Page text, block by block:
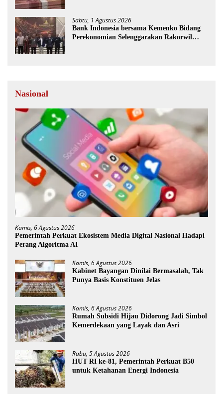
Sabtu, 1 Agustus 2026
Bank Indonesia bersama Kemenko Bidang
Perekonomian Selenggarakan Rakorwil
Nasional
Kamis, 6 Agustus 2026
Pemerintah Perkuat Ekosistem Media Digital Nasional Hadapi
Perang Algoritma AI
Kamis, 6 Agustus 2026
Kabinet Bayangan Dinilai Bermasalah, Tak
Punya Basis Konstituen Jelas
Kamis, 6 Agustus 2026
Rumah Subsidi Hijau Didorong Jadi Simbol
Kemerdekaan yang Layak dan Asri
Rabu, 5 Agustus 2026
HUT RI ke-81, Pemerintah Perkuat B50
untuk Ketahanan Energi Indonesia